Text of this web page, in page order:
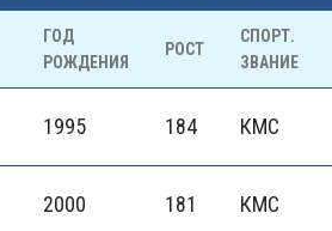
ГОД
РОЖДЕНИЯ
РОСТ
СПОРТ.
ЗВАНИЕ
1995 184 КМС
2000 181 КМС